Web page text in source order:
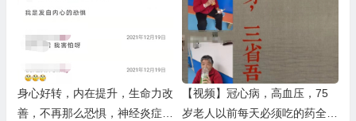
身心好转，内在提升，生命力改
善，不再那么恐惧，神经炎症减
【视频】冠心病，高血压，75
岁老人以前每天必须吃的药全停